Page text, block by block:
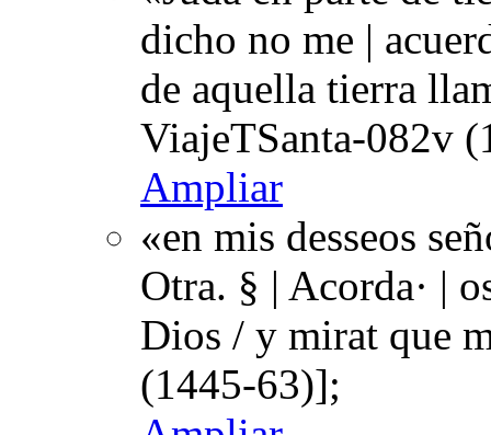
dicho no me |
de aquella tierra
ViajeTSanta-082v
Ampliar
«en mis desseos
Otra. § | Acorda· |
Dios / y mirat que
(1445-63)];